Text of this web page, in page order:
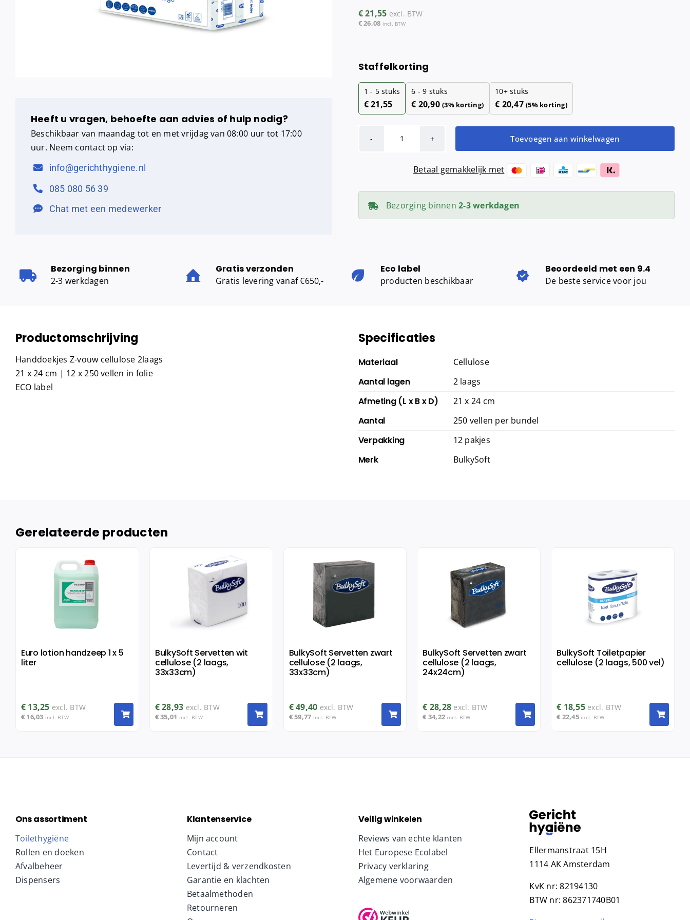
Heeft u vragen, behoefte aan advies of hulp nodig?
Beschikbaar van maandag tot en met vrijdag van 08:00 uur tot 17:00
uur. Neem contact op via:
info@gerichthygiene.nl
085 080 56 39
Chat met een medewerker
€21,55 excl. BTW
€26,08 incl. BTW
Staffelkorting
1 - 5stuks
€21,55
6 - 9 stuks
€ 20,90 (3% korting)
10+ stuks
€ 20,47 (5% korting)
BulkySoft
cellulose
Toevoegen aan winkelwagen
Betaal gemakkelijk met
Bezorging binnen2-3 werkdagen
Bezorging binnen
2-3 werkdagen
Gratis verzonden
Gratis levering vanaf €650,-
Eco label
producten beschikbaar
Beoordeeld met een 9.4
De beste service voor jou
Productomschrijving
Handdoekjes Z-vouw cellulose 2laags
21 x 24 cm | 12 x 250 vellen in folie
ECO label
Specificaties
Materiaal Cellulose
Aantal lagen 2 laags
Afmeting (L x B x D) 21 x 24 cm
Aantal 250 vellen per bundel
Verpakking 12 pakjes
Merk BulkySoft
Gerelateerde producten
Euro lotion handzeep 1 x 5
liter
€ 13,25 excl. BTW
€ 16,03 incl. BTW
BulkySoft Servetten wit
cellulose (2 laags,
33x33cm)
€28,93 excl. BTW
€35,01 incl. BTW
BulkySoft Servetten zwart
cellulose (2 laags,
33x33cm)
€49,40 excl. BTW
€59,77 incl. BTW
BulkySoft Servetten zwart
cellulose (2 laags,
24x24cm)
€ 28,28 excl. BTW
€ 34,22 incl. BTW
BulkySoft Toiletpapier
cellulose (2 laags, 500 vel)
€ 18,55 excl. BTW
€ 22,45 incl. BTW
Ons assortiment
Toilethygiëne
Rollen en doeken
Afvalbeheer
Dispensers
Klantenservice
Mijn account
Contact
Levertijd & verzendkosten
Garantie en klachten
Betaalmethoden
Retourneren
Veilig winkelen
Reviews van echte klanten
Het Europese Ecolabel
Privacy verklaring
Algemene voorwaarden
Ellermanstraat 15H
1114 AK Amsterdam
KvK nr: 82194130
BTW nr: 862371740B01